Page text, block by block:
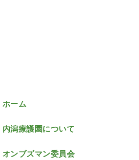
ホーム
内潟療護園について
オンブズマン委員会